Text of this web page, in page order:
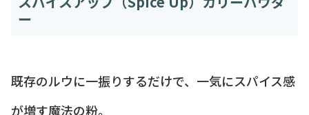
ー
既存のルウに一振りするだけで、一気にスパイス感
が増す魔法の粉。